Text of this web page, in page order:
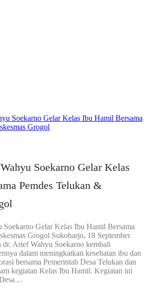
Soekarno Gelar Kelas
Pemdes Telukan &
Gelar Kelas Ibu Hamil Bersama
Grogol Sukoharjo, 18 September
Arief Wahyu Soekarno kembali
dalam meningkatkan kesehatan ibu dan
bersama Pemerintah Desa Telukan dan
kegiatan Kelas Ibu Hamil. Kegiatan ini